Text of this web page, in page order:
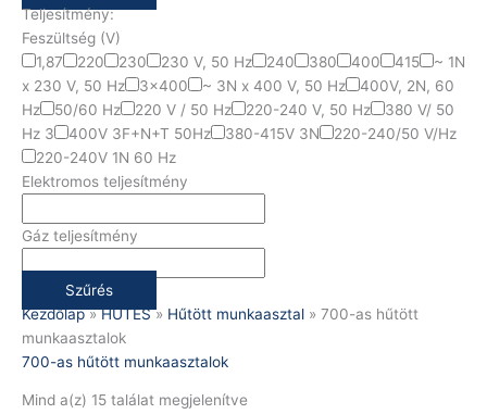
Teljesítmény:
Feszültség (V)
1,87
220 230 230 V, 50 Hz 240 380 400 415
~ 1N
x 230 V, 50 Hz
3x400 ~ 3N x 400 V, 50 Hz
400V, 2N, 60
Hz
50/60 Hz 220 V / 50 Hz 220-240 V, 50 Hz
380 V/ 50
Hz 3
400V 3F+N+T 50Hz 380-415V 3N
220-240/50 V/Hz
220-240V 1N 60 Hz
Elektromos teljesítmény
Gáz teljesítmény
Szűrés
Kezdőlap»HŰTÉS» Hűtött munkaasztal » 700-as hűtött
munkaasztalok
700-as hűtött munkaasztalok
Mind a(z) 15 találat megjelenítve